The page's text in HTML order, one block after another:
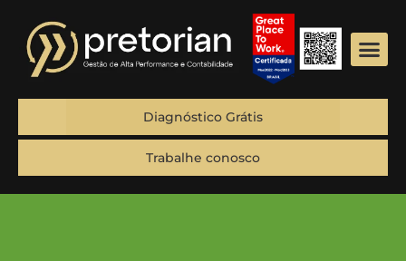
Diagnóstico Grátis
Trabalhe conosco